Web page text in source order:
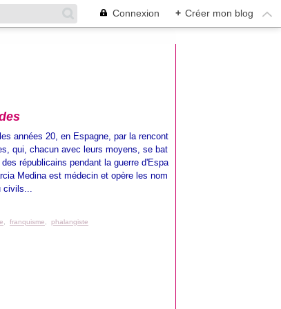
Connexion + Créer mon blog
années 20, en Espagne, par la rencont
qui, chacun avec leurs moyens, se bat
républicains pendant la guerre d'Espa
Medina est médecin et opère les nom
civils...
franquisme phalangiste